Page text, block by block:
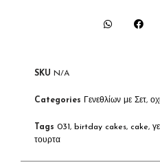
SKU N/A
Categories Γενεθλίων με Σετ,
Tags 031, birtday cakes, cake,
τουρτα